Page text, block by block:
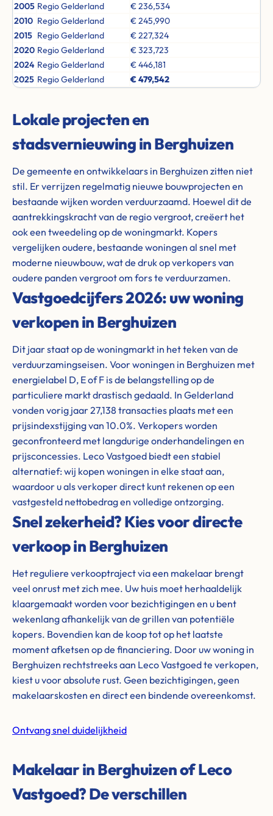
2005 Regio Gelderland
€ 236,534
2010 Regio Gelderland
€ 245,990
2015 Regio Gelderland
€ 227,324
2020 Regio Gelderland
€ 323,723
2024 Regio Gelderland
€ 446,181
2025 Regio Gelderland € 479,542
Lokale projecten en
stadsvernieuwing in Berghuizen
De gemeente en ontwikkelaars in Berghuizen zitten niet
stil. Er verrijzen regelmatig nieuwe bouwprojecten en
bestaande wijken worden verduurzaamd. Hoewel dit de
aantrekkingskracht van de regio vergroot, creëert het
ook een tweedeling op de woningmarkt. Kopers
vergelijken oudere, bestaande woningen al snel met
moderne nieuwbouw, wat de druk op verkopers van
oudere panden vergroot om fors te verduurzamen.
Vastgoedcijfers 2026: uw woning
verkopen in Berghuizen
Dit jaar staat op de woningmarkt in het teken van de
verduurzamingseisen. Voor woningen in Berghuizen met
energielabel D, E of F is de belangstelling op de
particuliere markt drastisch gedaald. In Gelderland
vonden vorig jaar 27,138 transacties plaats met een
prijsindexstijging van 10.0%. Verkopers worden
geconfronteerd met langdurige onderhandelingen en
prijsconcessies. Leco Vastgoed biedt een stabiel
alternatief: wij kopen woningen in elke staat aan,
waardoor u als verkoper direct kunt rekenen op een
vastgesteld nettobedrag en volledige ontzorging.
Snel zekerheid? Kies voor directe
verkoop in Berghuizen
Het reguliere verkooptraject via een makelaar brengt
veel onrust met zich mee. Uw huis moet herhaaldelijk
klaargemaakt worden voor bezichtigingen en u bent
wekenlang afhankelijk van de grillen van potentiële
kopers. Bovendien kan de koop tot op het laatste
moment afketsen op de financiering. Door uw woning in
Berghuizen rechtstreeks aan Leco Vastgoed te verkopen,
kiest u voor absolute rust. Geen bezichtigingen, geen
makelaarskosten en direct een bindende overeenkomst.
Ontvang snel duidelijkheid
Makelaar in Berghuizen of Leco
Vastgoed? De verschillen